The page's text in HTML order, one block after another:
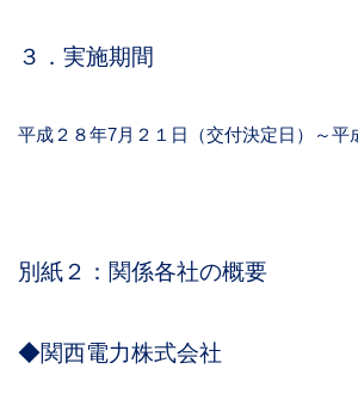
３．実施期間
平成２８年7月２１日（交付決定日）～平
別紙２：関係各社の概要
◆関西電力株式会社